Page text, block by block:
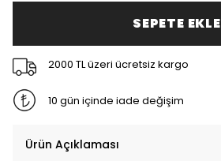
SEPETE EKLE
2000 TL üzeri ücretsiz kargo
10 gün içinde iade değişim
Ürün Açıklaması